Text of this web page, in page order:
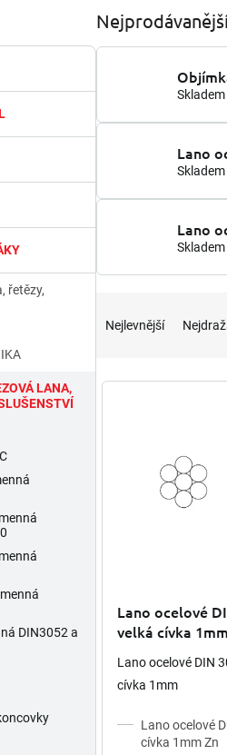
řetězy,
LANA,
DIN3052 a
Skladem
Lano
Lano
n
Nejlevnější
V
Lano ocelové
velká cívka 1mm
Lano ocelové DIN
cívka 1mm
Lano ocelové
cívka 1mm Zn